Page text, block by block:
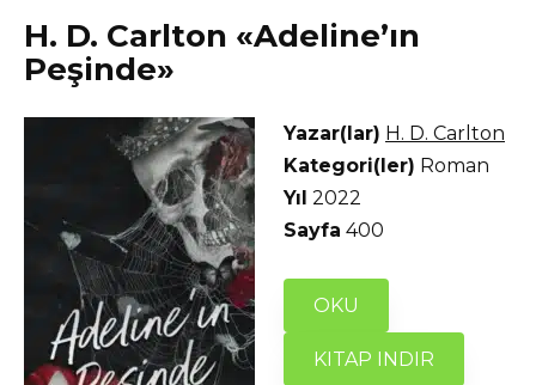
H. D. Carlton «Adeline’ın
Peşinde»
Yazar(lar) H. D. Carlton
Kategori(ler) Roman
Yıl 2022
Sayfa 400
OKU
KITAP INDIR